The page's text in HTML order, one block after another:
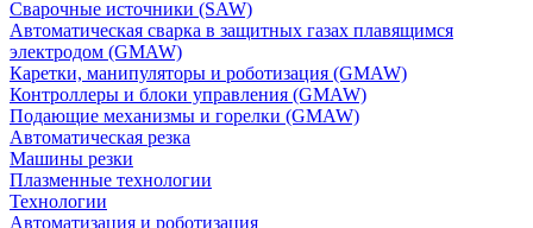
Сварочные источники (SAW)
Автоматическая сварка в защитных газах плавящимся
электродом (GMAW)
Каретки, манипуляторы и роботизация (GMAW)
Контроллеры и блоки управления (GMAW)
Подающие механизмы и горелки (GMAW)
Автоматическая резка
Машины резки
Плазменные технологии
Технологии
Автоматизация и роботизация